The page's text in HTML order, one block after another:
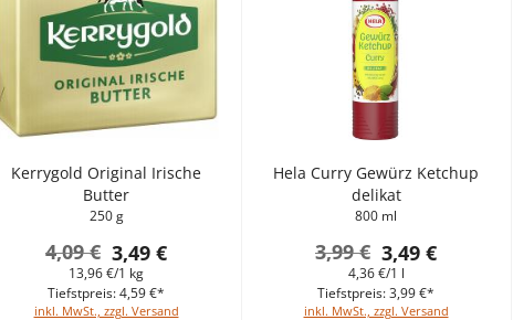
Kerrygold Original Irische
Butter
250 g
3,49 €
4,09 €
13,96 €/1 kg
inkl. MwSt., zzgl. Versand
Tiefstpreis: 4,59 €*
Hela Curry Gewürz Ketchup
delikat
800 ml
3,49 €
3,99 €
4,36 €/1 l
inkl. MwSt., zzgl. Versand
Tiefstpreis: 3,99 €*